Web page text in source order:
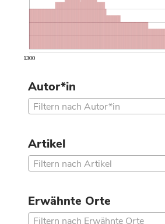
1300
Autor*in
Filtern nach Autor*in
Artikel
Filtern nach Artikel
Erwähnte Orte
Filtern nach Erwähnte Orte